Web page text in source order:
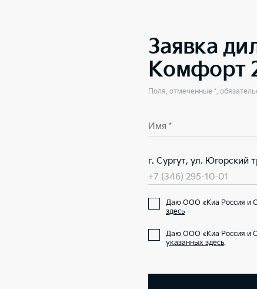
Заявка
Комфорт
Поля, отмеченные *,
Имя *
г. Сургут, ул. Югорский
+7 (346) 295-10-01
Даю ООО «Киа Россия и
здесь
Даю ООО «Киа Россия и
указанных здесь.